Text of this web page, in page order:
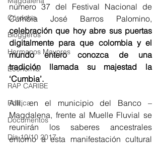
Córdoba
Bloggeros
Hermanos Mayores
Economía
RAP CARIBE
Política
Documentos
Día 10/10 2017
número 37 del Festival Nacional de
celebración que hoy abre sus puertas
digitalmente para que colombia y el
mundo entero conozca de una
tradición llamada su majestad la
‘Cumbia’.
Allí, en el municipio del Banco –
Magdalena, frente al Muelle Fluvial se
reunirán los saberes ancestrales
entorno a esta manifestación cultural